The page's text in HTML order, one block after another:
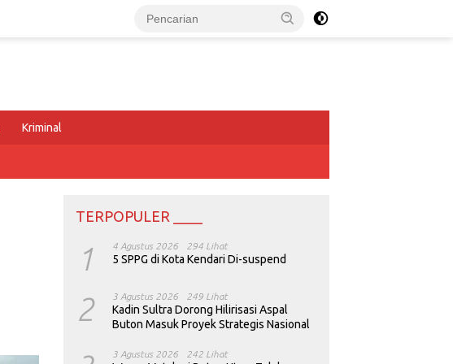
Kriminal
TERPOPULER ____
1 4 Agustus 2026 294 Lihat
5 SPPG di Kota Kendari Di-suspend
2 3 Agustus 2026 249 Lihat
Kadin Sultra Dorong Hilirisasi Aspal
Buton Masuk Proyek Strategis Nasional
3 Agustus 2026 242 Lihat